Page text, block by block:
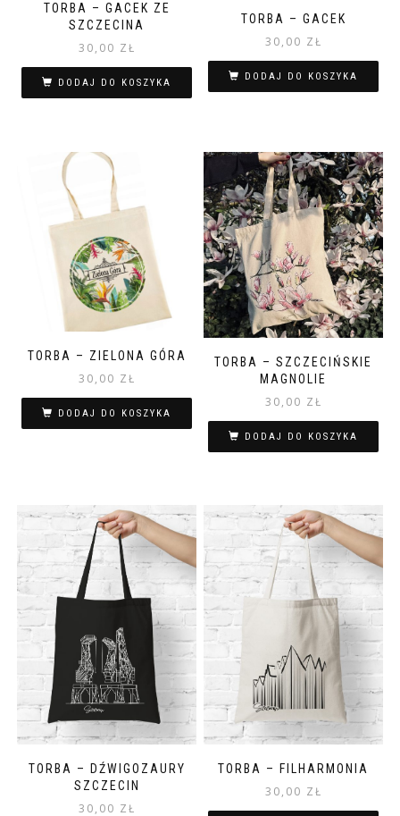
TORBA – GACEK ZE
SZCZECINA
30,00 ZŁ
DODAJ DO KOSZYKA
TORBA – GACEK
30,00 ZŁ
DODAJ DO KOSZYKA
TORBA – ZIELONA GÓRA
30,00 ZŁ
DODAJ DO KOSZYKA
TORBA – SZCZECIŃSKIE
MAGNOLIE
30,00 ZŁ
DODAJ DO KOSZYKA
TORBA – DŹWIGOZAURY
SZCZECIN
30,00 ZŁ
TORBA – FILHARMONIA
30,00 ZŁ